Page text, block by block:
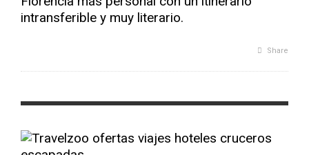
intransferible y muy literario.
Share